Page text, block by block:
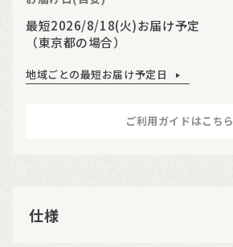
最短2026/8/18(火)お届け予定
（東京都の場合）
地域ごとの最短お届け予定日
ご利用ガイドはこちら
仕様